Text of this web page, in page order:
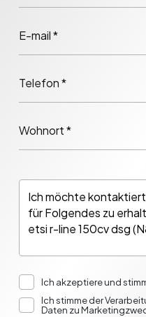
E-mail *
Telefon *
Wohnort *
Ich akzeptiere und
Ich stimme der
Daten zu